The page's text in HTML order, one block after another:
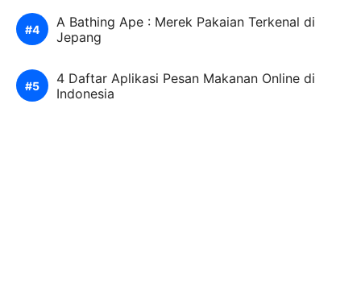
A Bathing Ape : Merek Pakaian Terkenal di
Jepang
4 Daftar Aplikasi Pesan Makanan Online di
Indonesia